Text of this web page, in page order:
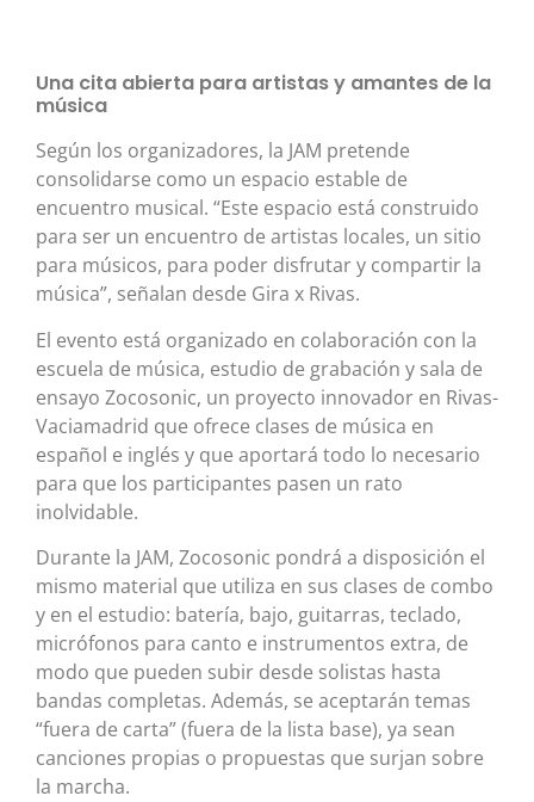
Una cita abierta para artistas y amantes de la
música
Según los organizadores, la JAM pretende
consolidarse como un espacio estable de
encuentro musical. “Este espacio está construido
para ser un encuentro de artistas locales, un sitio
para músicos, para poder disfrutar y compartir la
música”, señalan desde Gira x Rivas.
El evento está organizado en colaboración con la
escuela de música, estudio de grabación y sala de
ensayo Zocosonic, un proyecto innovador en Rivas-
Vaciamadrid que ofrece clases de música en
español e inglés y que aportará todo lo necesario
para que los participantes pasen un rato
inolvidable.
Durante la JAM, Zocosonic pondrá a disposición el
mismo material que utiliza en sus clases de combo
y en el estudio: batería, bajo, guitarras, teclado,
micrófonos para canto e instrumentos extra, de
modo que pueden subir desde solistas hasta
bandas completas. Además, se aceptarán temas
“fuera de carta” (fuera de la lista base), ya sean
canciones propias o propuestas que surjan sobre
la marcha.